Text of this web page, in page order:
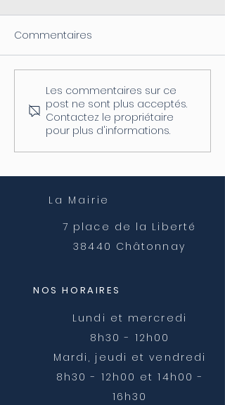
Coupure d'électricité le
04/08
Commentaires
Les commentaires sur ce
post ne sont plus acceptés.
Contactez le propriétaire
pour plus d'informations.
La Mairie
7 place de la Liberté
38440 Châtonnay
NOS HORAIRES
Lundi et mercredi
8h30 - 12h00
Mardi, jeudi et vendredi
8h30 - 12h00 et 14h00 -
16h30